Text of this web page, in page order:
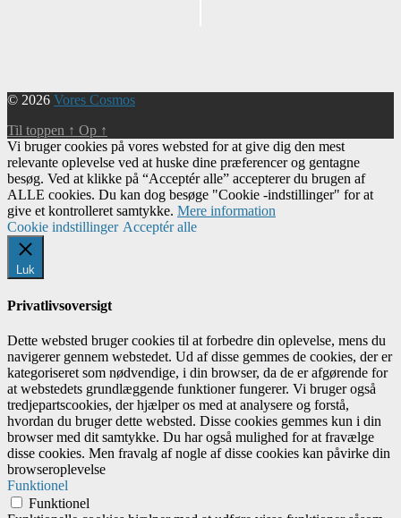
© 2026 Vores Cosmos
Til toppen ↑ Op ↑
Vi bruger cookies på vores websted for at give dig den mest
relevante oplevelse ved at huske dine præferencer og gentagne
besøg. Ved at klikke på “Acceptér alle” accepterer du brugen af ​​
ALLE cookies. Du kan dog besøge "Cookie -indstillinger" for at
give et kontrolleret samtykke. Mere information
Cookie indstillinger Acceptér alle
Luk
Privatlivsoversigt
Dette websted bruger cookies til at forbedre din oplevelse, mens du
navigerer gennem webstedet. Ud af disse gemmes de cookies, der er
kategoriseret som nødvendige, i din browser, da de er afgørende for
at webstedets grundlæggende funktioner fungerer. Vi bruger også
tredjepartscookies, der hjælper os med at analysere og forstå,
hvordan du bruger dette websted. Disse cookies gemmes kun i din
browser med dit samtykke. Du har også mulighed for at fravælge
disse cookies. Men fravalg af nogle af disse cookies kan påvirke din
browseroplevelse
Funktionel
Funktionel